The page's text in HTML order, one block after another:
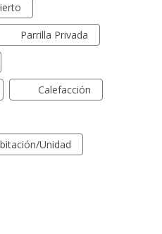
Parrilla Privada
Calefacción
unidad